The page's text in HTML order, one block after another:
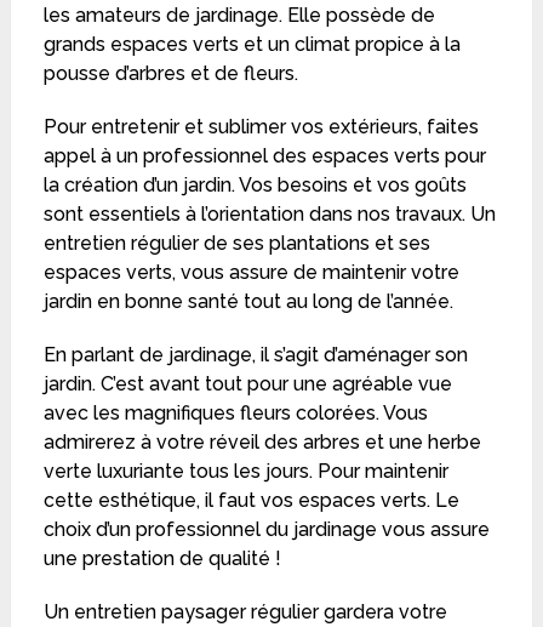
les amateurs de jardinage. Elle possède de
grands espaces verts et un climat propice à la
pousse d’arbres et de fleurs.
Pour entretenir et sublimer vos extérieurs, faites
appel à un professionnel des espaces verts pour
la création d’un jardin. Vos besoins et vos goûts
sont essentiels à l’orientation dans nos travaux. Un
entretien régulier de ses plantations et ses
espaces verts, vous assure de maintenir votre
jardin en bonne santé tout au long de l’année.
En parlant de jardinage, il s’agit d’aménager son
jardin. C’est avant tout pour une agréable vue
avec les magnifiques fleurs colorées. Vous
admirerez à votre réveil des arbres et une herbe
verte luxuriante tous les jours. Pour maintenir
cette esthétique, il faut vos espaces verts. Le
choix d’un professionnel du jardinage vous assure
une prestation de qualité !
Un entretien paysager régulier gardera votre